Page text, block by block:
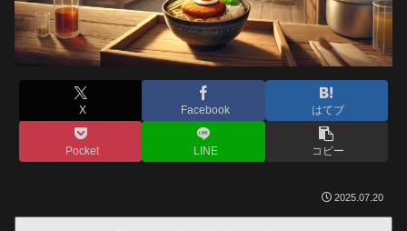
X Facebook はてブ
Pocket LINE コピー
2025.07.20